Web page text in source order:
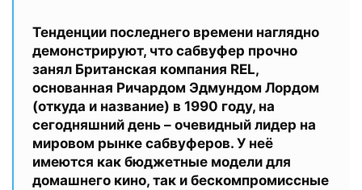
Тенденции последнего времени наглядно
демонстрируют, что сабвуфер прочно
занял Британская компания REL,
основанная Ричардом Эдмундом Лордом
(откуда и название) в 1990 году, на
сегодняшний день – очевидный лидер на
мировом рынке сабвуферов. У неё
имеются как бюджетные модели для
домашнего кино, так и бескомпромиссные